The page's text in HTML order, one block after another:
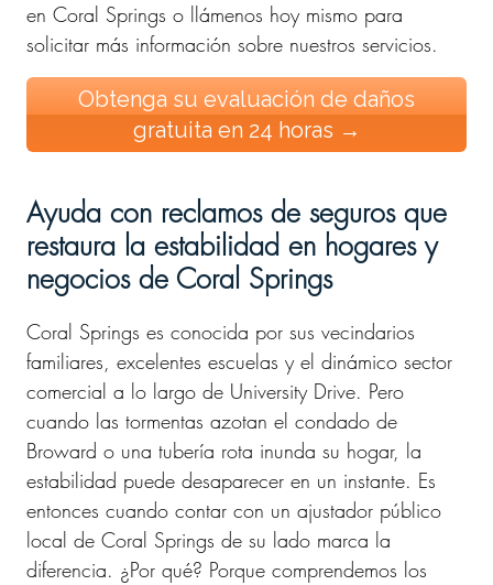
en Coral Springs o llámenos hoy mismo para
solicitar más información sobre nuestros servicios.
Obtenga su evaluación de daños
gratuita en 24 horas →
Ayuda con reclamos de seguros que
restaura la estabilidad en hogares y
negocios de Coral Springs
Coral Springs es conocida por sus vecindarios
familiares, excelentes escuelas y el dinámico sector
comercial a lo largo de University Drive. Pero
cuando las tormentas azotan el condado de
Broward o una tubería rota inunda su hogar, la
estabilidad puede desaparecer en un instante. Es
entonces cuando contar con un ajustador público
local de Coral Springs de su lado marca la
diferencia. ¿Por qué? Porque comprendemos los